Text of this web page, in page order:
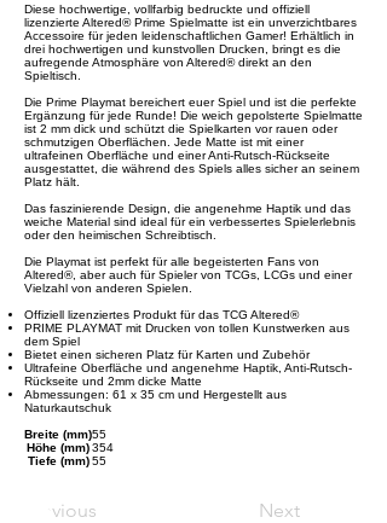
Diese hochwertige, vollfarbig bedruckte und offiziell
lizenzierte Altered® Prime Spielmatte ist ein unverzichtbares
Accessoire für jeden leidenschaftlichen Gamer! Erhältlich in
drei hochwertigen und kunstvollen Drucken, bringt es die
aufregende Atmosphäre von Altered® direkt an den
Spieltisch.
Die Prime Playmat bereichert euer Spiel und ist die perfekte
Ergänzung für jede Runde! Die weich gepolsterte Spielmatte
ist 2 mm dick und schützt die Spielkarten vor rauen oder
schmutzigen Oberflächen. Jede Matte ist mit einer
ultrafeinen Oberfläche und einer Anti-Rutsch-Rückseite
ausgestattet, die während des Spiels alles sicher an seinem
Platz hält.
Das faszinierende Design, die angenehme Haptik und das
weiche Material sind ideal für ein verbessertes Spielerlebnis
oder den heimischen Schreibtisch.
Die Playmat ist perfekt für alle begeisterten Fans von
Altered®, aber auch für Spieler von TCGs, LCGs und einer
Vielzahl von anderen Spielen.
Offiziell lizenziertes Produkt für das TCG Altered®
PRIME PLAYMAT mit Drucken von tollen Kunstwerken aus
dem Spiel
Bietet einen sicheren Platz für Karten und Zubehör
Ultrafeine Oberfläche und angenehme Haptik, Anti-Rutsch-
Rückseite und 2mm dicke Matte
Abmessungen: 61 x 35 cm und Hergestellt aus
Naturkautschuk
Breite (mm)55
Höhe (mm)354
Tiefe (mm) 55
Previous Next